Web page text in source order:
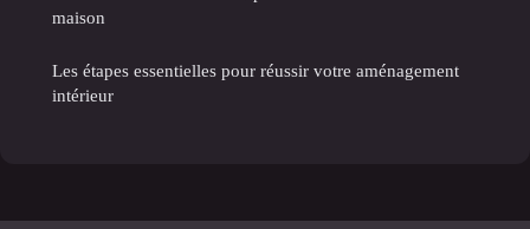
maison
Les étapes essentielles pour réussir votre aménagement
intérieur